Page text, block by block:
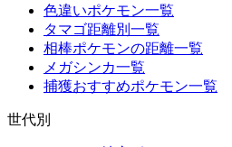
色違いポケモン一覧
タマゴ距離別一覧
相棒ポケモンの距離一覧
メガシンカ一覧
捕獲おすすめポケモン一覧
世代別